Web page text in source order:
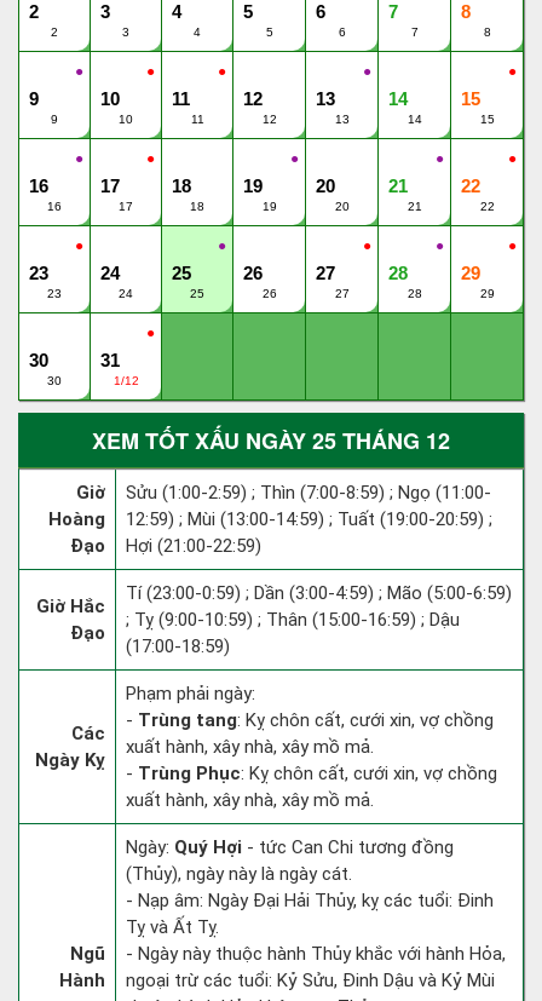
2
2
3
3
4
4
5
5
6
6
7
7
8
8
●
9
9
●
10
10
●
11
11
12
12
●
13
13
14
14
●
15
15
●
16
16
●
17
17
18
18
●
19
19
20
20
●
21
21
●
22
22
●
23
23
24
24
●
25
25
26
26
●
27
27
●
28
28
●
29
29
30
30
●
31
1/12
XEM TỐT XẤU NGÀY 25 THÁNG 12
Giờ
Hoàng
Đạo
Sửu (1:00-2:59) ; Thìn (7:00-8:59) ; Ngọ (11:00-
12:59) ; Mùi (13:00-14:59) ; Tuất (19:00-20:59) ;
Hợi (21:00-22:59)
Giờ Hắc
Đạo
Tí (23:00-0:59) ; Dần (3:00-4:59) ; Mão (5:00-6:59)
; Tỵ (9:00-10:59) ; Thân (15:00-16:59) ; Dậu
(17:00-18:59)
Các
Ngày Kỵ
Phạm phải ngày:
- Trùng tang: Kỵ chôn cất, cưới xin, vợ chồng
xuất hành, xây nhà, xây mồ mả.
- Trùng Phục: Kỵ chôn cất, cưới xin, vợ chồng
xuất hành, xây nhà, xây mồ mả.
Ngũ
Hành
Ngày: Quý Hợi - tức Can Chi tương đồng
(Thủy), ngày này là ngày cát.
- Nạp âm: Ngày Đại Hải Thủy, kỵ các tuổi: Đinh
Tỵ và Ất Tỵ.
- Ngày này thuộc hành Thủy khắc với hành Hỏa,
ngoại trừ các tuổi: Kỷ Sửu, Đinh Dậu và Kỷ Mùi